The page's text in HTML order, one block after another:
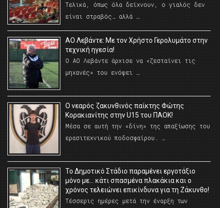
Τελικά, όπως όλα δείχνουν, ο γιαλός δεν
είναι στραβός… αλλά …
ΑΟ Λεβάντε: Με τον Χρήστο Γερολυμάτο στην
τεχνική ηγεσία!
Ο ΑΟ Λεβάντε άρχισε να «ζεσταίνει τις
μηχανές» του ενόψει …
O νεαρός ζακυνθινός παίκτης Φώτης
Κορακιανίτης στην U15 του ΠΑΟΚ!
Μέσα σε αυτή την «δίνη» της απαξίωσης του
ερασιτεχνικού ποδοσφαίρου. …
Το Δημοτικό Στάδιο παραμένει εργοτάξιο
μόνο με… κάτι σπασμένα πλακάκια και ο
χρόνος τελειώνει επικίνδυνα για τη Ζάκυνθο!
Τέσσερις ημέρες μετά την έναρξη των